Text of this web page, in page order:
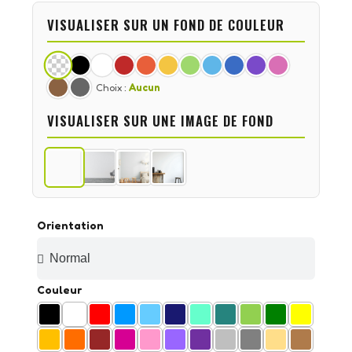
Orientation
Couleur
VISUALISER SUR UN FOND DE COULEUR
Choix : Aucun
VISUALISER SUR UNE IMAGE DE FOND